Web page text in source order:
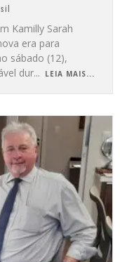
Kamilly Sarah
era para
sábado (12),
dur... LEIA MAIS...